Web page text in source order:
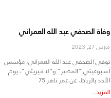
وفاة الصحفي عبد الله العمراني
مارس 27, 2023
توفي الصحفي عبد الله العمراني، مؤسس
أسبوعيتي “المصير” و”لا فيريتي”، يوم
الأحد بالرباط، عن عمر ناهز 75
المزيد...